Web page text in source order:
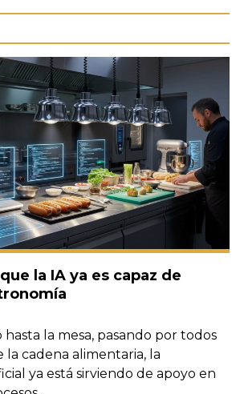
la IA ya es capaz de
hasta la mesa, pasando por todos
la cadena alimentaria, la
ya está sirviendo de apoyo en